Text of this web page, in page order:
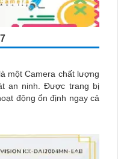
một Camera chất lượng
trang bị
động ổn định ngay cả